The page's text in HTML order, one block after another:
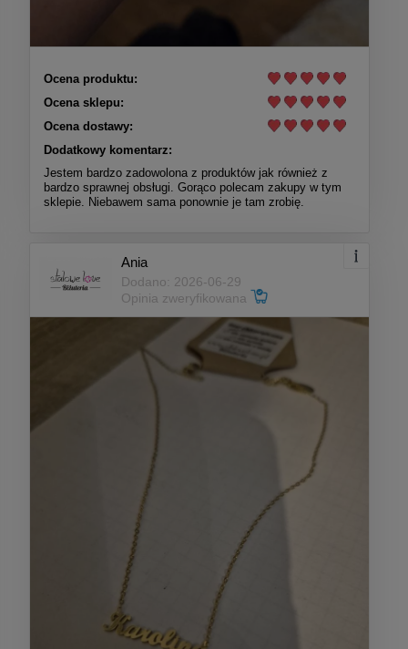
Ocena produktu:
Ocena sklepu:
Ocena dostawy:
Dodatkowy komentarz:
Jestem bardzo zadowolona z produktów jak również z
bardzo sprawnej obsługi. Gorąco polecam zakupy w tym
sklepie. Niebawem sama ponownie je tam zrobię.
Ania
Dodano: 2026-06-29
Opinia zweryfikowana